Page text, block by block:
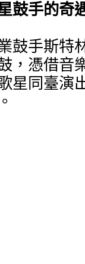
鼓手的奇
鼓手斯特
，憑借音
星同臺演